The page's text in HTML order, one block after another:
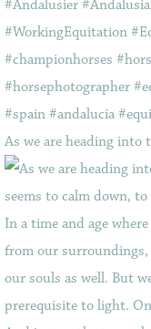
As we are heading into